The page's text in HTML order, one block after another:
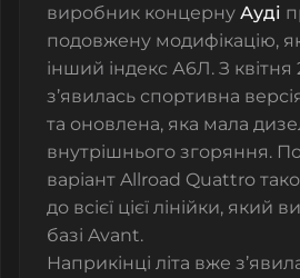
виробник концерну Ауді
подовжену модифікацію,
інший індекс А6Л. З квітня
з’явилась спортивна
та оновлена, яка мала
внутрішнього згоряння.
варіант Allroad Quattro
до всієї цієї лінійки, який
базі Avant.
Наприкінці літа вже